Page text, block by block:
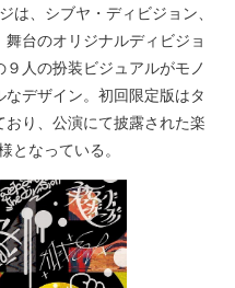
は、シブヤ・ディビジョン、
台のオリジナルディビジョ
人の扮装ビジュアルがモノ
デザイン。初回限定版はタ
り、公演にて披露された楽
となっている。